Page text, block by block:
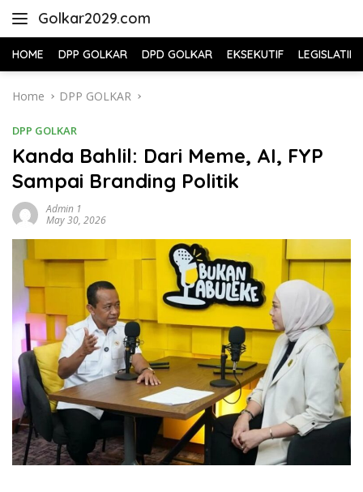
Golkar2029.com
HOME DPP GOLKAR DPD GOLKAR EKSEKUTIF LEGISLATIF
Home DPP GOLKAR
DPP GOLKAR
Kanda Bahlil: Dari Meme, AI, FYP
Sampai Branding Politik
Admin 1
May 30, 2026